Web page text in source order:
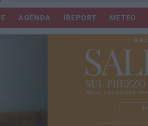
AGENDA IREPORT METEO